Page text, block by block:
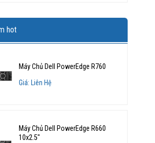
hot
Máy Chủ Dell PowerEdge R760
Giá: Liên Hệ
Máy Chủ Dell PowerEdge R660
10x2.5"